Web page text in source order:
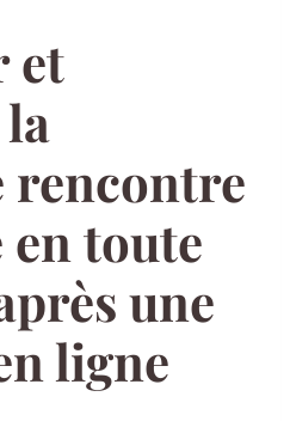
et
rencontre
toute
une
ligne